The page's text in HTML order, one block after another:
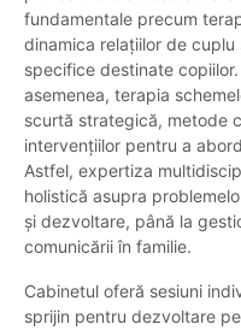
fundamentale precum
dinamica relațiilor de
specifice destinate
asemenea, terapia
scurtă strategică, metode
intervențiilor pentru a
Astfel, expertiza
holistică asupra
și dezvoltare, până la
comunicării în familie.
Cabinetul oferă sesiuni
sprijin pentru dezvoltare